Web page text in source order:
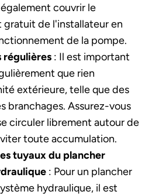
couvrir le
de l'installateur en
de la pompe.
: Il est important
que rien
extérieure, telle que des
branchages. Assurez-vous
circuler librement autour de
toute accumulation.
tuyaux du plancher
: Pour un plancher
hydraulique, il est